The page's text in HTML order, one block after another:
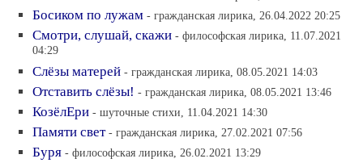
Босиком по лужам - гражданская лирика, 26.04.2022 20:25
Смотри, слушай, скажи - философская лирика, 11.07.2021
04:29
Слёзы матерей - гражданская лирика, 08.05.2021 14:03
Отставить слёзы! - гражданская лирика, 08.05.2021 13:46
КозёлЕри - шуточные стихи, 11.04.2021 14:30
Памяти свет - гражданская лирика, 27.02.2021 07:56
Буря - философская лирика, 26.02.2021 13:29